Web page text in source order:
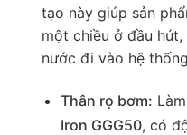
tạo này giúp sản
một chiều ở đầu
nước đi vào hệ
Thân rọ bơm:
Iron GGG50, có